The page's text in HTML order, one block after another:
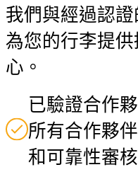
我們與經過認
為您的行李提
心。
已驗證合作
所有合作夥
和可靠性審核